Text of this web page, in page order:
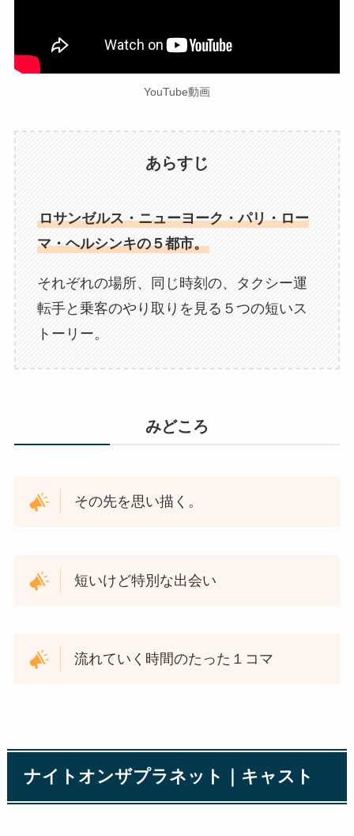
YouTube動画
あらすじ
ロサンゼルス・ニューヨーク・パリ・ロー
マ・ヘルシンキの５都市。
それぞれの場所、同じ時刻の、タクシー運
転手と乗客のやり取りを見る５つの短いス
トーリー。
みどころ
その先を思い描く。
短いけど特別な出会い
流れていく時間のたった１コマ
ナイトオンザプラネット｜キャスト